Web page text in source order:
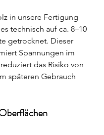
in unsere Fertigung
technisch auf ca. 8–10
getrocknet. Dieser
Spannungen im
das Risiko von
späteren Gebrauch